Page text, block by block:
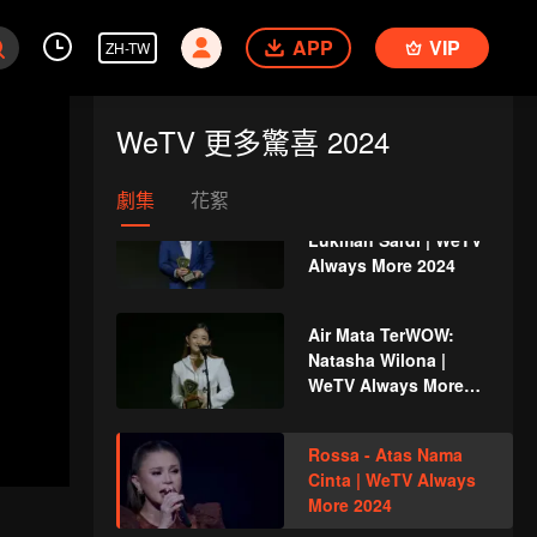
ZH-TW APP VIP
WeTV 更多驚喜 2024
劇集 花絮
Syifa Hadju | WeTV
Always More 2024
Always More 2024
Lukman Sardi | WeTV
Always More 2024
Air Mata TerWOW:
Natasha Wilona |
WeTV Always More
Rossa - Atas Nama
Cinta | WeTV Always
More 2024